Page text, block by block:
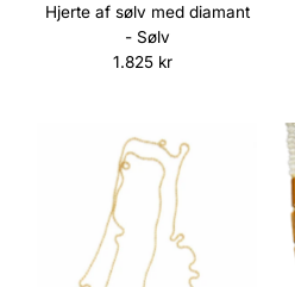
Hjerte af sølv med diamant
- Sølv
Normalpris
1.825 kr